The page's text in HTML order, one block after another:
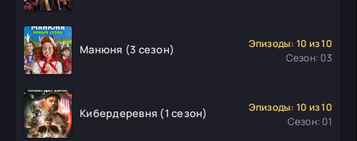
Манюня (3 сезон)
Эпизоды: 10 из 10
Сезон: 03
Кибердеревня (1 сезон)
Эпизоды: 10 из 10
Сезон: 01